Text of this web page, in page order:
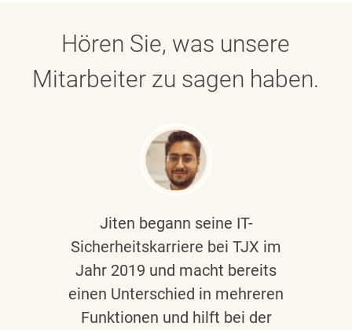
Hören Sie, was unsere
Mitarbeiter zu sagen haben.
Jiten begann seine IT-
Sicherheitskarriere bei TJX im
Jahr 2019 und macht bereits
einen Unterschied in mehreren
Funktionen und hilft bei der